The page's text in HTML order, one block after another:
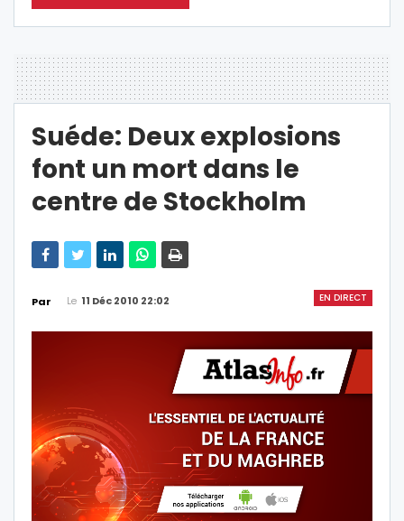
Suéde: Deux explosions
font un mort dans le
centre de Stockholm
EN DIRECT
Par Le 11 Déc 2010 22:02